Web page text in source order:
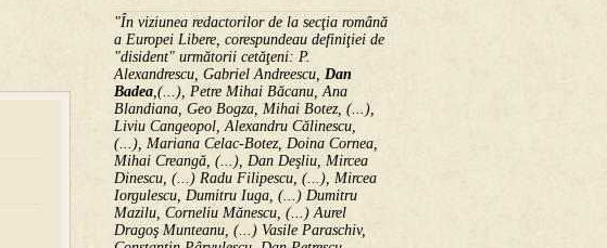
"În viziunea redactorilor de la secţia română
a Europei Libere, corespundeau definiţiei de
"disident" următorii ce­tă­ţeni: P.
Alexandrescu, Gabriel Andreescu, Dan
Badea,(...), Petre Mihai Băcanu, Ana
Blandiana, Geo Bogza, Mihai Botez, (...),
Liviu Cangeopol, Alexandru Călinescu,
(...), Mariana Celac-Botez, Doina Cornea,
Mihai Creangă, (...), Dan Deşliu, Mircea
Dinescu, (...) Radu Filipescu, (...), Mircea
Iorgulescu, Dumitru Iuga, (...) Dumitru
Mazilu, Corneliu Mănescu, (...) Aurel
Dragoş Munteanu, (...) Vasile Paraschiv,